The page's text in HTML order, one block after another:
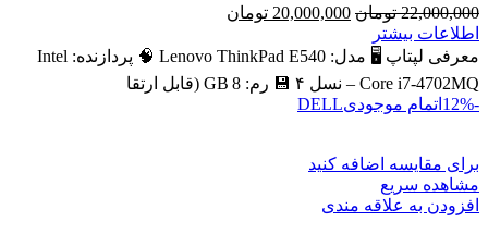
22,000,000 تومان قیمت
22,000,000 تومان
20,000,000 تومان
20,000,000 تومان
است.
اطلاعات بیشتر
معرفی لپتاپ 🖥️ مدل: Lenovo ThinkPad E540 🧠 پردازنده: Intel
Core i7‑4702MQ – نسل ۴ 💾 رم: 8 GB (قابل ارتقا
-12%
اتمام موجودیDELL
برای مقایسه اضافه کنید
مشاهده سریع
افزودن به علاقه مندی